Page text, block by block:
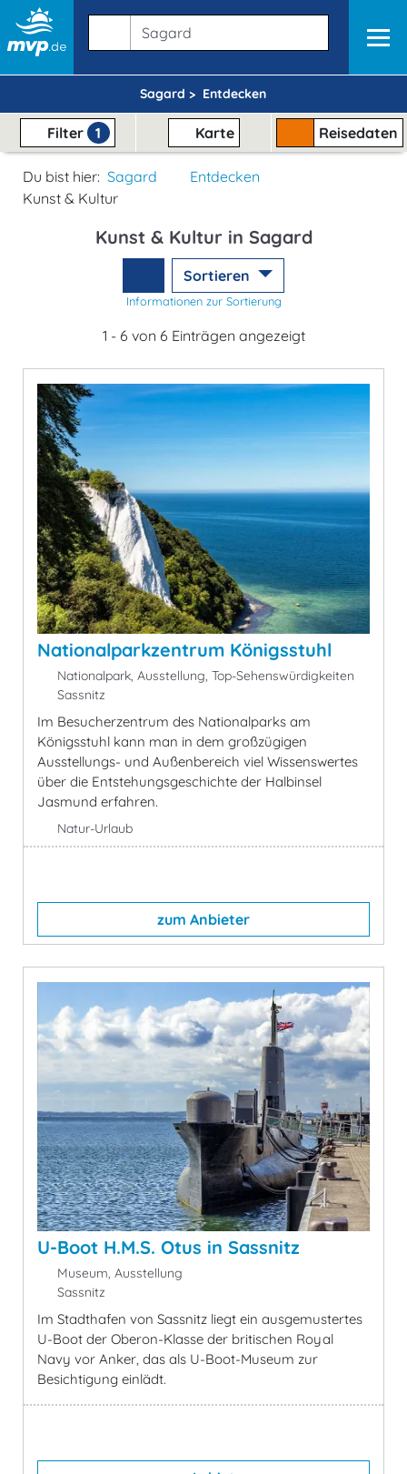
Sagard > Entdecken
Filter 1 Karte Reisedaten
Du bist hier: Sagard
Entdecken
Kunst & Kultur
Kunst & Kultur in Sagard
Sortieren
Informationen zur Sortierung
1 - 6 von 6 Einträgen angezeigt
Nationalparkzentrum Königsstuhl
Nationalpark, Ausstellung, Top-Sehenswürdigkeiten
Sassnitz
Im Besucherzentrum des Nationalparks am
Königsstuhl kann man in dem großzügigen
Ausstellungs- und Außenbereich viel Wissenswertes
über die Entstehungsgeschichte der Halbinsel
Jasmund erfahren.
Natur-Urlaub
zum Anbieter
U-Boot H.M.S. Otus in Sassnitz
Museum, Ausstellung
Sassnitz
Im Stadthafen von Sassnitz liegt ein ausgemustertes
U-Boot der Oberon-Klasse der britischen Royal
Navy vor Anker, das als U-Boot-Museum zur
Besichtigung einlädt.